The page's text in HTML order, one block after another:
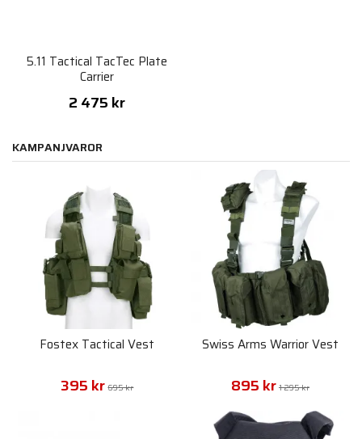
5.11 Tactical TacTec Plate
Carrier
2 475 kr
KAMPANJVAROR
Fostex Tactical Vest
395 kr 695 kr
Swiss Arms Warrior Vest
895 kr 1 295 kr